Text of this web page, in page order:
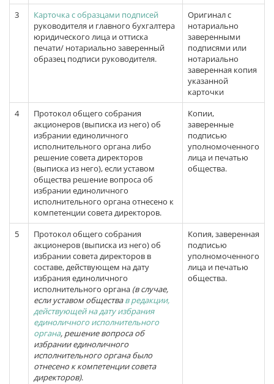
3
Карточка с образцами подписей
руководителя и главного бухгалтера
юридического лица и оттиска
печати/ нотариально заверенный
образец подписи руководителя.
Оригинал с
нотариально
заверенными
подписями или
нотариально
заверенная копия
указанной
карточки
4
Протокол общего собрания
акционеров (выписка из него) об
избрании единоличного
исполнительного органа либо
решение совета директоров
(выписка из него), если уставом
общества решение вопроса об
избрании единоличного
исполнительного органа отнесено к
компетенции совета директоров.
Копии,
заверенные
подписью
уполномоченного
лица и печатью
общества.
5
Протокол общего собрания
акционеров (выписка из него) об
избрании совета директоров в
составе, действующем на дату
избрания единоличного
исполнительного органа (в случае,
если уставом обществав редакции,
действующей на дату избрания
единоличного исполнительного
органа, решение вопроса об
избрании единоличного
исполнительного органа было
отнесено к компетенции совета
директоров).
Копия, заверенная
подписью
уполномоченного
лица и печатью
общества.